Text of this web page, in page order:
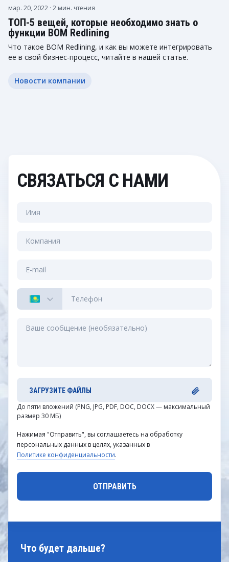
мар. 20, 2022 · 2 мин. чтения
ТОП-5 вещей, которые необходимо знать о
функции BOM Redlining
Что такое BOM Redlining, и как вы можете интегрировать
ее в свой бизнес-процесс, читайте в нашей статье.
Новости компании
Что будет дальше?
СВЯЗАТЬСЯ С НАМИ
ЗАГРУЗИТЕ ФАЙЛЫ
До пяти вложений (PNG, JPG, PDF, DOC, DOCX — максимальный
размер 30 МБ)
Нажимая "Отправить", вы соглашаетесь на обработку
персональных данных в целях, указанных в
Политике конфиденциальности.